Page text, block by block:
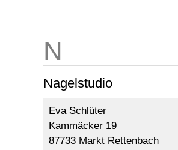
Nagelstudio
Eva Schlüter
Kammäcker 19
87733 Markt Rettenbach